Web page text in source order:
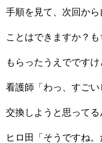
手順を見て、次回か
ことはできますか？
もらったうえでですけ
看護師「わっ、すご
交換しようと思ってる
ヒロ田「そうですね